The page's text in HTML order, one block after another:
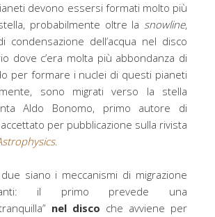
devono essersi formati molto più
probabilmente oltre la snowline,
condensazione dell’acqua nel disco
dove c’era molta più abbondanza di
per formare i nuclei di questi pianeti
sono migrati verso la stella
Aldo Bonomo, primo autore di
per pubblicazione sulla rivista
.
siano i meccanismi di migrazione
il primo prevede una
nel disco che avviene per